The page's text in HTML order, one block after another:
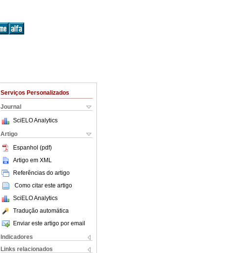
Serviços Personalizados
Journal
SciELO Analytics
Artigo
Espanhol (pdf)
Artigo em XML
Referências do artigo
Como citar este artigo
SciELO Analytics
Tradução automática
Enviar este artigo por email
Indicadores
Links relacionados